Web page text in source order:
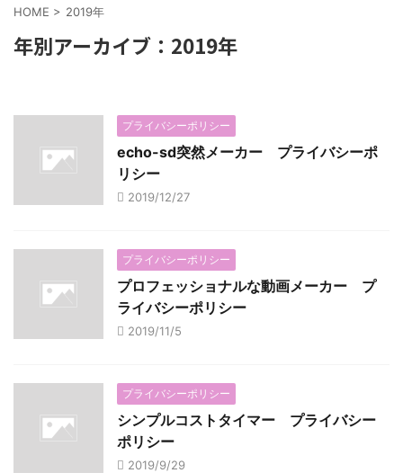
HOME > 2019年
年別アーカイブ：2019年
プライバシーポリシー
echo-sd突然メーカー プライバシーポ
リシー
2019/12/27
プライバシーポリシー
プロフェッショナルな動画メーカー プ
ライバシーポリシー
2019/11/5
プライバシーポリシー
シンプルコストタイマー プライバシー
ポリシー
2019/9/29